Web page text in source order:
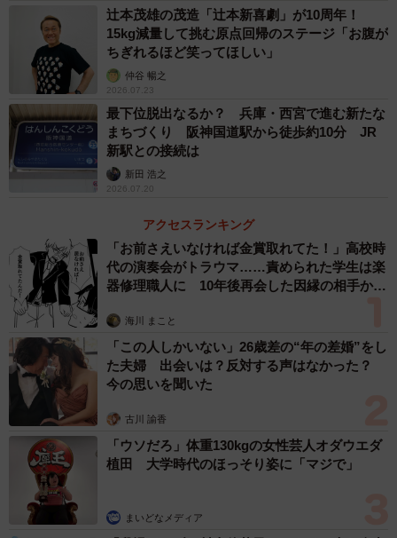
辻本茂雄の茂造「辻本新喜劇」が10周年！
15kg減量して挑む原点回帰のステージ「お腹が
ちぎれるほど笑ってほしい」
仲谷 暢之
2026.07.23
最下位脱出なるか？ 兵庫・西宮で進む新たな
まちづくり 阪神国道駅から徒歩約10分 JR
新駅との接続は
新田 浩之
2026.07.20
アクセスランキング
「お前さえいなければ金賞取れてた！」高校時
代の演奏会がトラウマ……責められた学生は楽
器修理職人に 10年後再会した因縁の相手から
海川 まこと
「この人しかいない」26歳差の“年の差婚”をし
た夫婦 出会いは？反対する声はなかった？
今の思いを聞いた
古川 諭香
「ウソだろ」体重130kgの女性芸人オダウエダ
植田 大学時代のほっそり姿に「マジで」
まいどなメディア